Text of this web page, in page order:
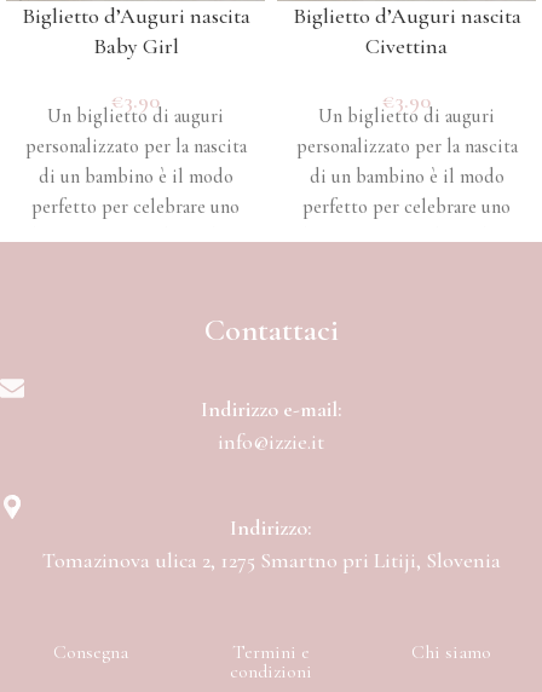
Biglietto d’Auguri nascita
Baby Girl
€3.90
Un biglietto di auguri
personalizzato per la nascita
di un bambino è il modo
perfetto per celebrare uno
dei momenti più belli della
Biglietto d’Auguri nascita
Civettina
€3.90
Un biglietto di auguri
personalizzato per la nascita
di un bambino è il modo
perfetto per celebrare uno
dei momenti più belli della
Contattaci
Indirizzo e-mail:
info@izzie.it
Indirizzo:
Tomazinova ulica 2, 1275 Smartno pri Litiji, Slovenia
Consegna
Termini e
condizioni
Chi siamo